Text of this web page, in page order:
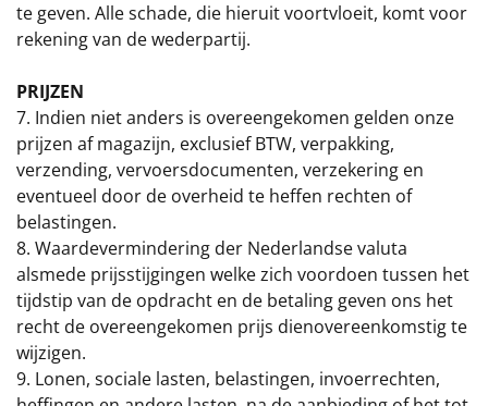
Wake up light
NIEUW
Borrelplank
Warmtekussen
NIEUW
Slowcooker POPULAIR
Noodradio NIEUW
Deken (fleece plaid)
Alle artikelen
Overige
te geven. Alle schade, die hieruit voortvloeit, komt voor
rekening van de wederpartij.
PRIJZEN
7. Indien niet anders is overeengekomen gelden onze
prijzen af magazijn, exclusief BTW, verpakking,
verzending, vervoersdocumenten, verzekering en
eventueel door de overheid te heffen rechten of
belastingen.
8. Waardevermindering der Nederlandse valuta
alsmede prijsstijgingen welke zich voordoen tussen het
tijdstip van de opdracht en de betaling geven ons het
recht de overeengekomen prijs dienovereenkomstig te
wijzigen.
9. Lonen, sociale lasten, belastingen, invoerrechten,